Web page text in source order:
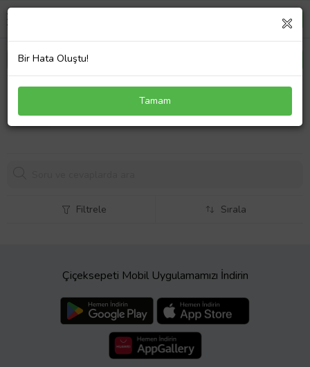
YHB Sunta Vidası 6x50 - 200 Adet
1608,50 TL
Filtrele Sırala
Çiçeksepeti Mobil Uygulamamızı İndirin
Bir Hata Oluştu!
Tamam